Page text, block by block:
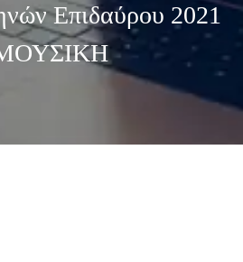
Επιδαύρου 2021